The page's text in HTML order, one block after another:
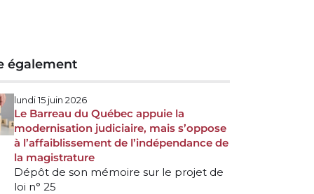
également
lundi 15 juin 2026
Le Barreau du Québec appuie la
modernisation judiciaire, mais s’oppose
à l’affaiblissement de l’indépendance de
la magistrature
Dépôt de son mémoire sur le projet de
loi n° 25